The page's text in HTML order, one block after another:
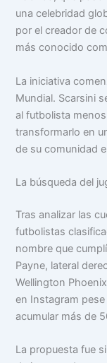
una celebridad
por el creador de
más conocido
La iniciativa
Mundial. Scarsini
al futbolista
transformarlo en
de su comunidad
La búsqueda del
Tras analizar las
futbolistas
nombre que
Payne, lateral
Wellington
en Instagram
acumular más de
La propuesta fue